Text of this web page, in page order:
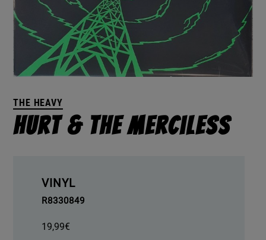
THE HEAVY
Hurt & The Merciless
VINYL
R8330849
19,99€